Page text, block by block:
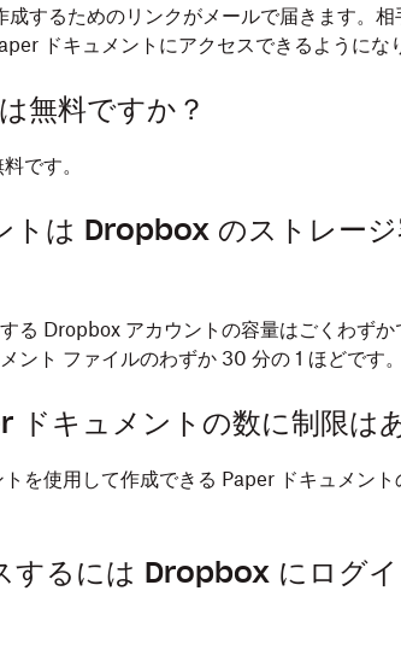
するためのリンクがメールで届きます。
ドキュメントにアクセスできるようにな
無料ですか？
です。
は Dropbox のストレージ
る Dropbox アカウントの容量はごくわず
ント ファイルのわずか 30 分の 1 ほどです。
ドキュメントの数に制限は
を使用して作成できる Paper ドキュメン
するには Dropbox にログ